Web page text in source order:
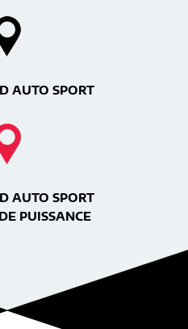
AUTO SPORT
AUTO SPORT
PUISSANCE